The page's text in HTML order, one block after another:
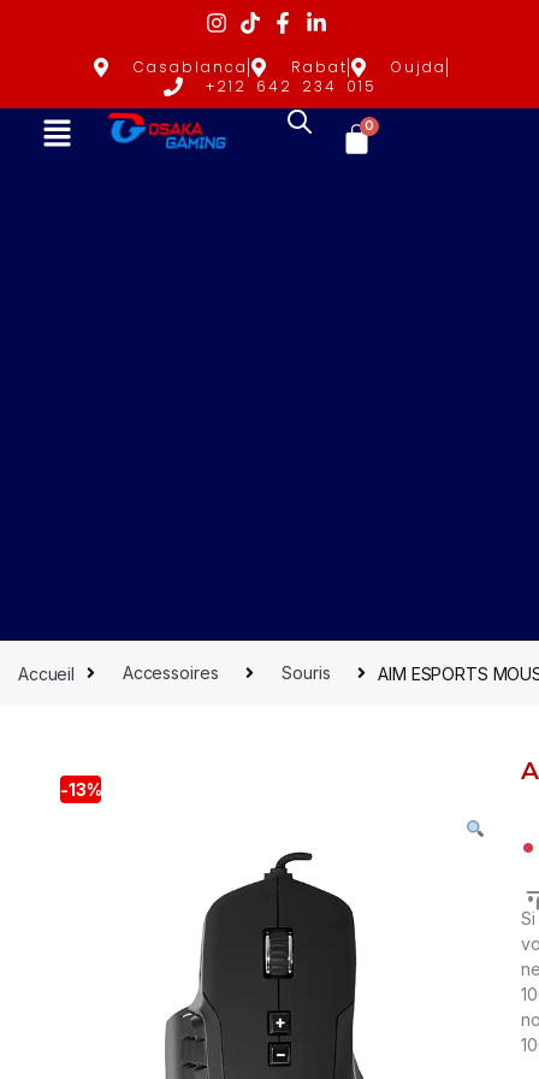
Casablanca Rabat
Oujda
+212 642 234 015
0
Accueil Accessoires Souris AIM ESPORTS
-13%